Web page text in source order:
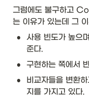
\t
t{
ic
그럼에도 불구하고
는 이유가 있는데 그
•
사용 빈도가 높으
준다.
• 구현하는 쪽에서
•
비교자들을 변환
지를 가지고 있다.